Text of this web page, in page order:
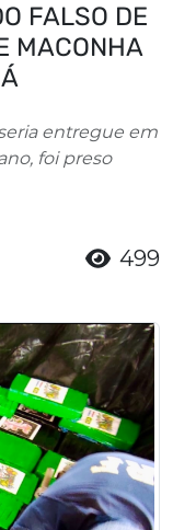
FALSO DE
MACONHA
entregue em
foi preso
499